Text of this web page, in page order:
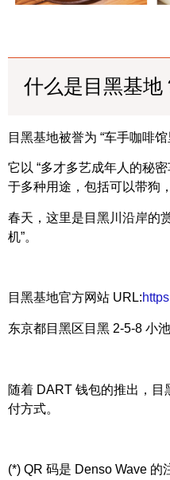
什么是目黑基地
目黑基地被誉为 “车手咖啡
它以 “多才多艺成年人的秘
于多种用途，包括可以带狗
春天，这里是目黑川沿岸的
机”。
目黑基地官方网站 URL:
东京都目黑区目黑 2-5-8 小
随着 DART 钱包的推出，
付方式。
(*) QR 码是 Denso Wave 的